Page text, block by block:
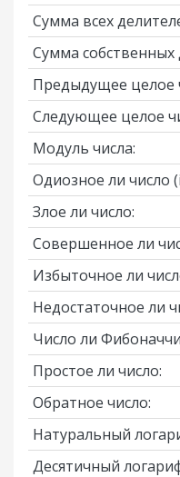
Сумма всех
Сумма собственных
Предыдущее целое
Следующее целое
Модуль числа:
Одиозное ли число
Злое ли число:
Совершенное ли
Избыточное ли
Недостаточное ли
Число ли
Простое ли число:
Обратное число:
Натуральный
Десятичный